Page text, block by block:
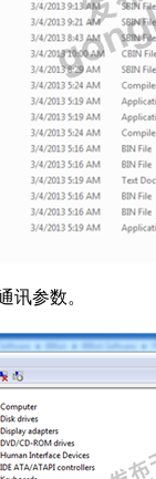
讯参数。